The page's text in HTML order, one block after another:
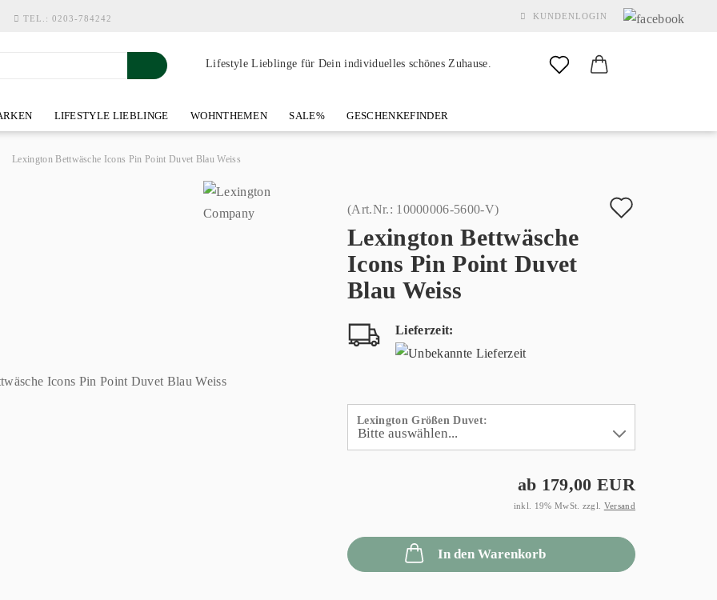
KUNDENLOGIN
Konto erstellen
TEL.: 0203-784242
Lifestyle Lieblinge für Dein individuelles schönes Zuhause.
LIFESTYLE LIEBLINGE WOHNTHEMEN SALE% GESCHENKEFINDER
Lexington Bettwäsche Icons Pin Point Duvet Blau Weiss
(Art.Nr.: 10000006-5600-V)
Lexington Bettwäsche
Icons Pin Point Duvet
Blau Weiss
Lieferzeit:
Lexington Größen Duvet:
ab 179,00 EUR
inkl. 19% MwSt. zzgl. Versand
In den Warenkorb